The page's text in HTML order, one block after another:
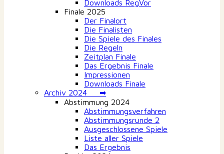
Downloads RegVor
Finale 2025
Der Finalort
Die Finalisten
Die Spiele des Finales
Die Regeln
Zeitplan Finale
Das Ergebnis Finale
Impressionen
Downloads Finale
Archiv 2024 ➡
Abstimmung 2024
Abstimmungsverfahren
Abstimmungsrunde 2
Ausgeschlossene Spiele
Liste aller Spiele
Das Ergebnis